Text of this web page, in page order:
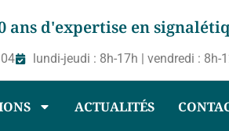
ans d'expertise en
lundi-jeudi : 8h-17h | vendredi : 8h-
ACTUALITÉS